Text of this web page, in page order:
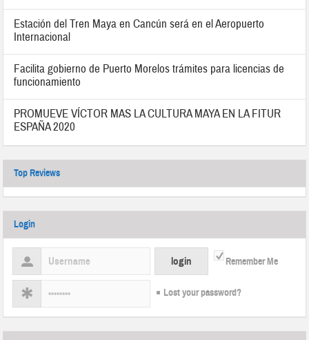
Estación del Tren Maya en Cancún será en el Aeropuerto
Internacional
Facilita gobierno de Puerto Morelos trámites para licencias de
funcionamiento
PROMUEVE VÍCTOR MAS LA CULTURA MAYA EN LA FITUR
ESPAÑA 2020
Top Reviews
Login
Remember Me
Lost your password?